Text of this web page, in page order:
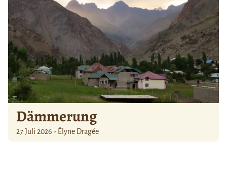
Dämmerung
27 Juli 2026 - Élyne Dragée